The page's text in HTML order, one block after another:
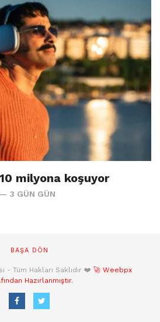
milyona koşuyor
3 GÜN GÜN
BAŞA DÖN
- Tüm Hakları Saklıdır ❤️ 🚀 Weebpx
Hazırlanmıştır.